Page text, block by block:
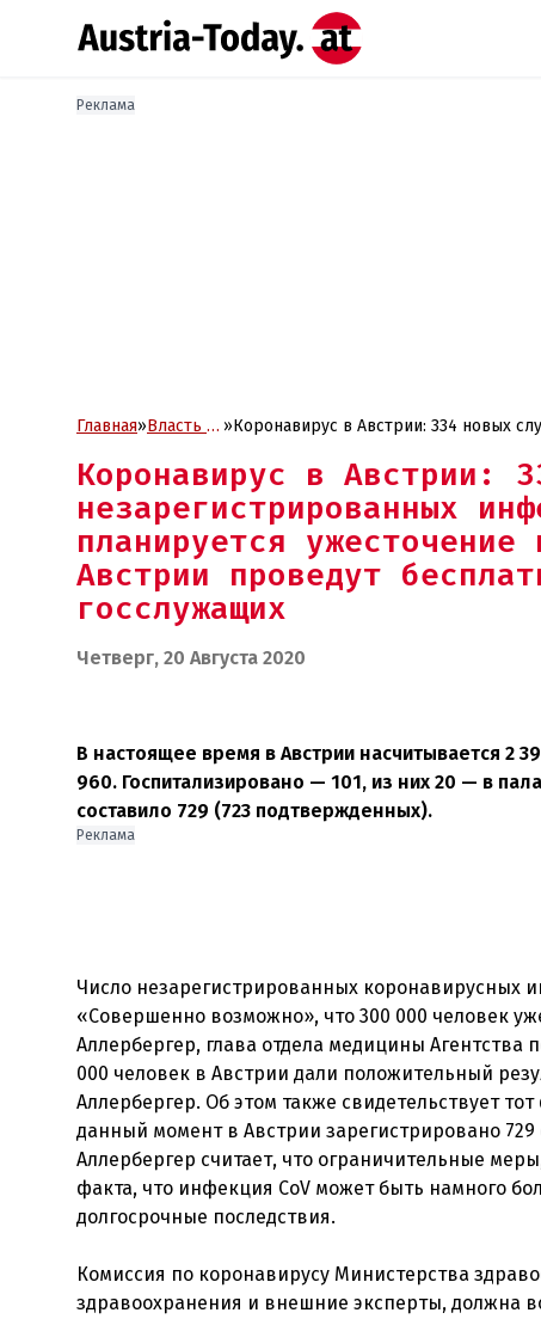
Реклама
Главная»Власть и »Коронавирус в Австрии: 334 новых
госслужащих
Коронавирус в Австрии:
незарегистрированных
планируется
Австрии проведут
госслужащих
Четверг, 20 Августа 2020
В настоящее время в Австрии насчитывается 2
960. Госпитализировано — 101, из них 20 — в
составило 729 (723 подтвержденных).
Реклама
Число незарегистрированных коронавирусных
«Совершенно возможно», что 300 000 человек
Аллербергер, глава отдела медицины Агентства
000 человек в Австрии дали положительный
Аллербергер. Об этом также свидетельствует
данный момент в Австрии зарегистрировано
Аллербергер считает, что ограничительные
факта, что инфекция CoV может быть намного
долгосрочные последствия.
Комиссия по коронавирусу Министерства
здравоохранения и внешние эксперты, должна